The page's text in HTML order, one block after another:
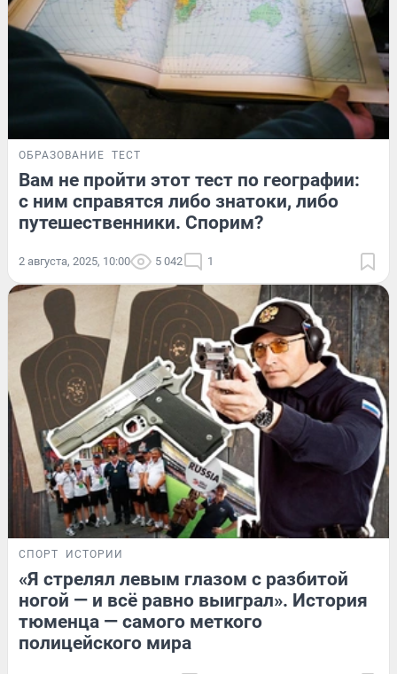
ОБРАЗОВАНИЕ ТЕСТ
Вам не пройти этот тест по географии:
с ним справятся либо знатоки, либо
путешественники. Спорим?
2 августа, 2025, 10:00 5 042 1
СПОРТ ИСТОРИИ
«Я стрелял левым глазом с разбитой
ногой — и всё равно выиграл». История
тюменца — самого меткого
полицейского мира